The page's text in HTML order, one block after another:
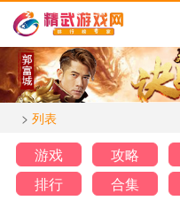
> 列表
游戏 攻略
排行
合集